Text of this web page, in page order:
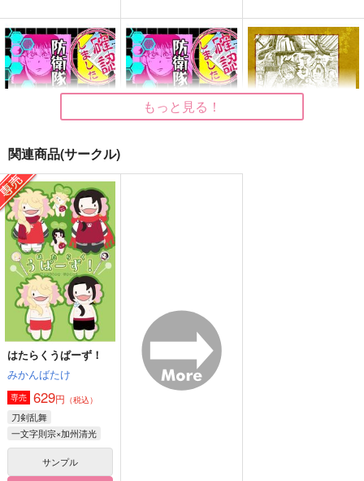
防衛隊活動報告書。
(ポスカ付き)
つけもの小隊。
787円（税込）
オールキャラ
サンプル
作品詳細
もっと見る！
関連商品(サークル)
はたらくうぱーず！
みかんばたけ
専売 629円 （税込）
刀剣乱舞
一文字則宗×加州清光
サンプル